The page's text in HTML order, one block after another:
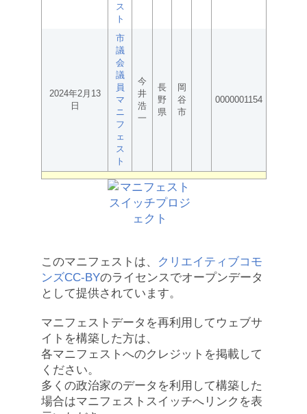
ス
ト
2024年2月13
日
市
議
会
議
員
マ
ニ
フ
ェ
ス
ト
今
井
浩
一
長
野
県
岡
谷
市
0000001154
このマニフェストは、
クリエイティブコモ
ンズCC-BYのライセンスでオープンデータ
として提供されています。
マニフェストデータを再利用してウェブサ
イトを構築した方は、
各マニフェストへのクレジットを掲載して
ください。
多くの政治家のデータを利用して構築した
場合はマニフェストスイッチへリンクを表